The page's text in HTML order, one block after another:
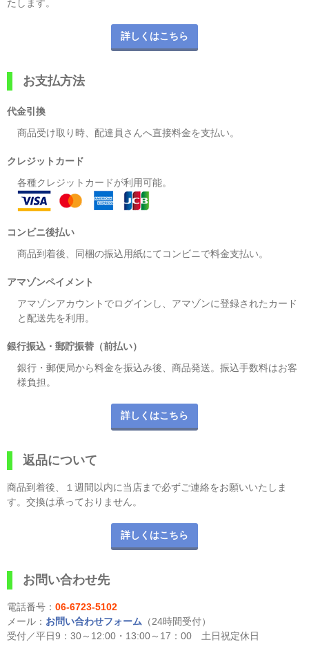
たします。
詳しくはこちら
お支払方法
代金引換
商品受け取り時、配達員さんへ直接料金を支払い。
クレジットカード
各種クレジットカードが利用可能。
コンビニ後払い
商品到着後、同梱の振込用紙にてコンビニで料金支払い。
アマゾンペイメント
アマゾンアカウントでログインし、アマゾンに登録されたカード
と配送先を利用。
銀行振込・郵貯振替（前払い）
銀行・郵便局から料金を振込み後、商品発送。振込手数料はお客
様負担。
詳しくはこちら
返品について
商品到着後、１週間以内に当店まで必ずご連絡をお願いいたしま
す。交換は承っておりません。
詳しくはこちら
お問い合わせ先
電話番号： 06-6723-5102
メール： お問い合わせフォーム （24時間受付）
受付／平日9：30～12:00・13:00～17：00 土日祝定休日